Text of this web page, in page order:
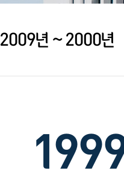
2009년 ~ 2000년